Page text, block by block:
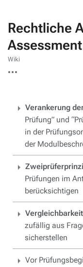
Rechtliche
Assessment
Wiki
Aktionen
Verankerung
Prüfung” und
in der
der
Prüfungen im
berücksichtigen
zufällig aus
sicherstellen
Vor